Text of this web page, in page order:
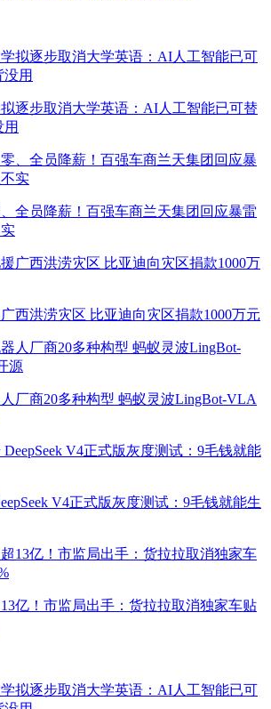
逐步取消大学英语：AI人工智能已可替
全员降薪！百强车商兰天集团回应暴雷
西洪涝灾区 比亚迪向灾区捐款1000万元
厂商20多种构型 蚂蚁灵波LingBot-VLA
V4正式版灰度测试：9毛钱就能生
亿！市监局出手：货拉拉取消独家车贴